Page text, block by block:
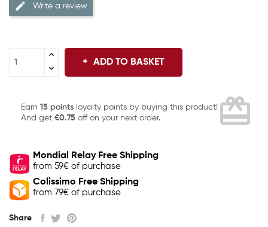
Write a review
ADD TO BASKET
Earn 15 points loyalty points by buying this product!
And get €0.75 off on your next order. card_giftcard
Mondial Relay Free Shipping
from 59€ of purchase
Colissimo Free Shipping
from 79€ of purchase
Share